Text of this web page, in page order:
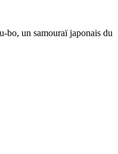
bo, un samouraï japonais du